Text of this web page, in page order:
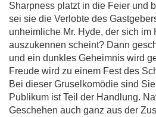
Sharpness platzt in die Feier und
sei sie die Verlobte des
unheimliche Mr. Hyde, der sich im
auszukennen scheint? Dann
und ein dunkles Geheimnis wird
Freude wird zu einem Fest des
Bei dieser Gruselkomödie sind
Publikum ist Teil der Handlung.
Geschehen auch ganz aus der